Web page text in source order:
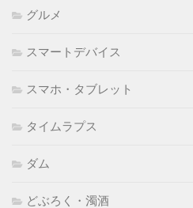
グルメ
スマートデバイス
スマホ・タブレット
タイムラプス
ダム
どぶろく・濁酒